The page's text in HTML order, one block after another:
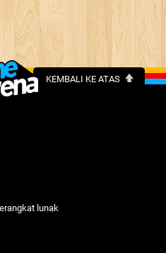
KEMBALI KE ATAS
lunak